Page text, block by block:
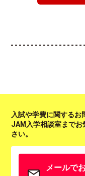
入試や学費に関するお
JAM入学相談室まで
さい。
メールで